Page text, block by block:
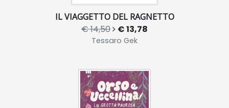
IL VIAGGETTO DEL RAGNETTO
€ 14,50 € 13,78
Tessaro Gek